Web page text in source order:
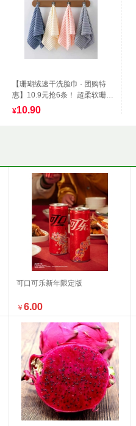
【珊瑚绒速干洗脸巾 · 团购特
惠】10.9元抢6条！ 超柔软珊瑚
绒，吸水强、速干不闷味，洗
¥10.90
可口可乐新年限定版
￥6.00